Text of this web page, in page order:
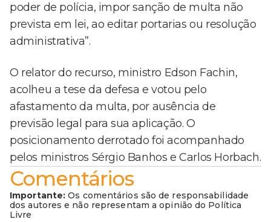
poder de polícia, impor sanção de multa não
prevista em lei, ao editar portarias ou resolução
administrativa”.
O relator do recurso, ministro Edson Fachin,
acolheu a tese da defesa e votou pelo
afastamento da multa, por ausência de
previsão legal para sua aplicação. O
posicionamento derrotado foi acompanhado
pelos ministros Sérgio Banhos e Carlos Horbach.
Comentários
Importante: Os comentários são de responsabilidade
dos autores e não representam a opinião do Política
Livre